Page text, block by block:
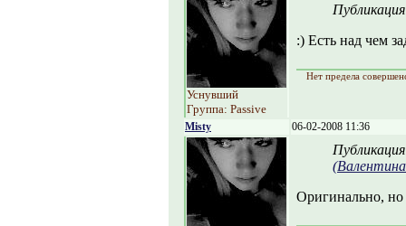
Уснувший
Группа: Passive
:) Есть над чем
Нет предела
Misty 06-02-2008 11:36
Оригинально,